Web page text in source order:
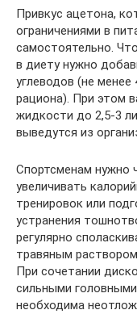
Привкус ацетона,
ограничениями в
самостоятельно.
в диету нужно
углеводов (не
рациона). При этом
жидкости до 2,5-3
выведутся из
Спортсменам нужно
увеличивать
тренировок или
устранения
регулярно
травяным
При сочетании
сильными
необходима